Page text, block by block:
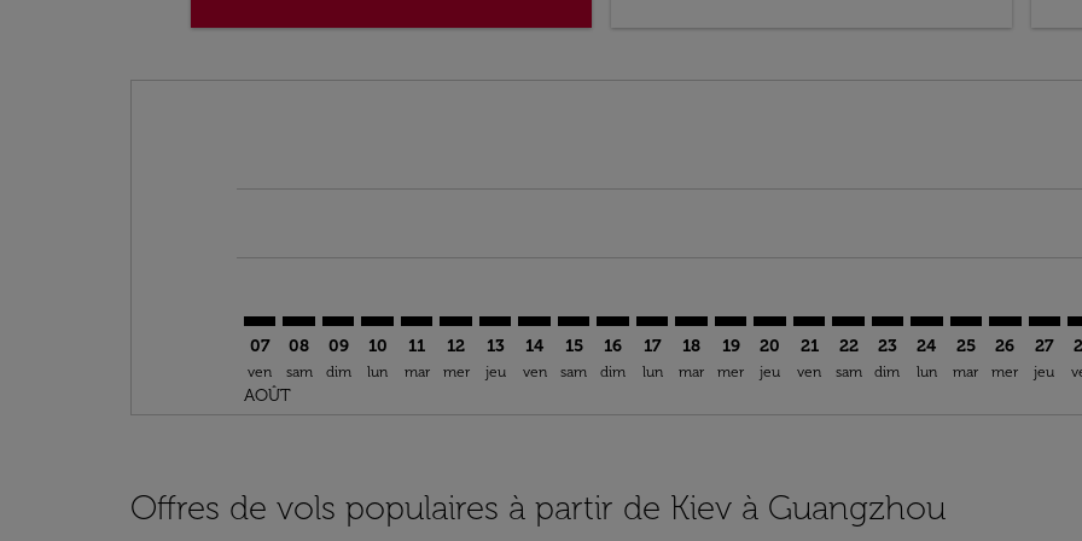
07
ven
AOÛT
08
sam
09
dim
10
lun
11
mar
12
mer
13
jeu
14
ven
15
sam
16
dim
17
lun
18
mar
IEV–CAN: cmp-view-offers-disclaimer.
19
mer
IEV–CAN: cmp-view-offers-
20
jeu
IEV–CAN: cmp-view-offers-
21
ven
IEV–CAN: cmp-view-
22
sam
IEV–CAN: cmp-view-
23
dim
IEV–CAN: cmp-
24
lun
IEV–CAN:
25
mar
26
mer
27
jeu
Offres de vols populaires à partir de Kiev à Guangzhou